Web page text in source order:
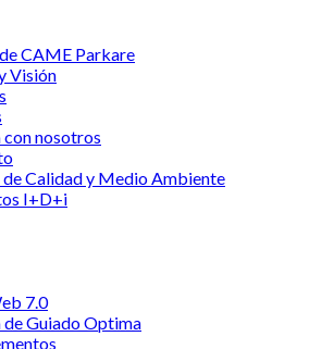
CAME Parkare
Visión
con nosotros
Calidad y Medio Ambiente
I+D+i
7.0
de Guiado Optima